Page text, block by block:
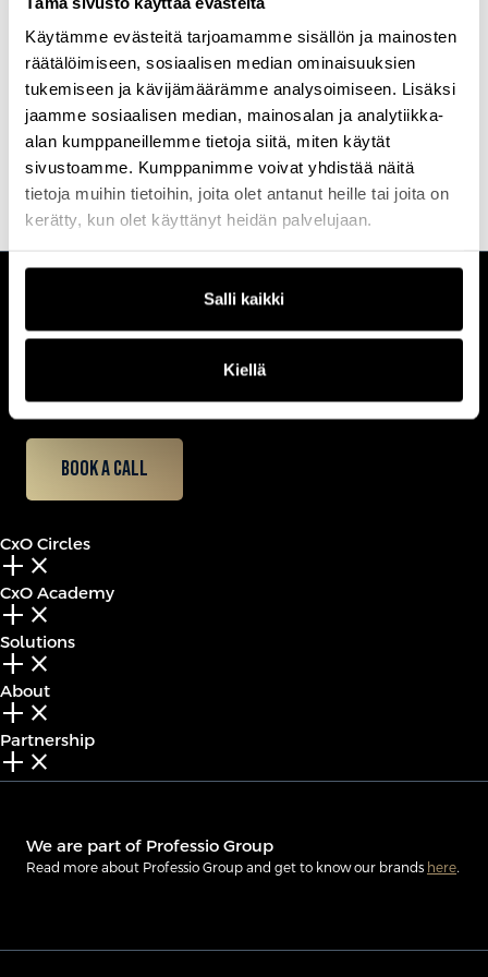
Käytämme evästeitä tarjoamamme sisällön ja mainosten
räätälöimiseen, sosiaalisen median ominaisuuksien
tukemiseen ja kävijämäärämme analysoimiseen. Lisäksi
jaamme sosiaalisen median, mainosalan ja analytiikka-
alan kumppaneillemme tietoja siitä, miten käytät
sivustoamme. Kumppanimme voivat yhdistää näitä
tietoja muihin tietoihin, joita olet antanut heille tai joita on
kerätty, kun olet käyttänyt heidän palvelujaan.
Salli kaikki
Kiellä
Nykyisessä työssään IntO – Integraatiota osallistaen -hankkeen
projektipäällikkönä Minna innovoi yhdessä hanketiimin ja laajan
toimijaverkoston kanssa lastensuojelun ja nuorisopsykiatrian
yhteistyötä Uudellamaalla. Hän ammentaa työssään erityisesti
systeemisyydestä sekä dialogisuudesta ja näkee tulevaisuuden
lastensuojelun monitoimijaisena yhteistyönä, jonka keskiössä on
lapsi yksilöllisine kokemuksineen ja tarpeineen.
Keilaranta 1 A, 02150 Espoo
Book a call
CxO Circles
add_2 close
CxO Academy
add_2 close
Solutions
add_2 close
About
add_2 close
Partnership
add_2 close
We are part of Professio Group
Read more about Professio Group and get to know our brands here.